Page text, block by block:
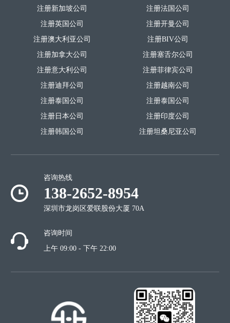
注册新加坡公司
注册英国公司
注册澳大利亚公司
注册加拿大公司
注册法国公司
注册开曼公司
注册BIV公司
注册塞舌尔公司
注册意大利公司
注册迪拜公司
注册泰国公司
注册日本公司
注册韩国公司
注册菲律宾公司
注册越南公司
注册泰国公司
注册印度公司
注册坦桑尼亚公司
咨询热线
138-2652-8954
深圳市龙岗区爱联股份大厦 70A
咨询时间
上午 09:00 - 下午 22:00